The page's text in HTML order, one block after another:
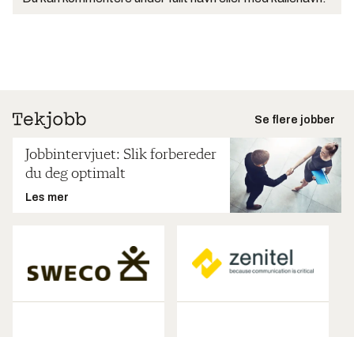
Se flere jobber
Jobbintervjuet: Slik forbereder
du deg optimalt
Les mer